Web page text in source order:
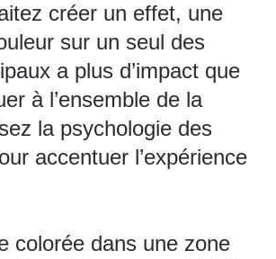
créer un effet, une
sur un seul des
a plus d’impact que
à l’ensemble de la
la psychologie des
accentuer l’expérience
colorée dans une zone